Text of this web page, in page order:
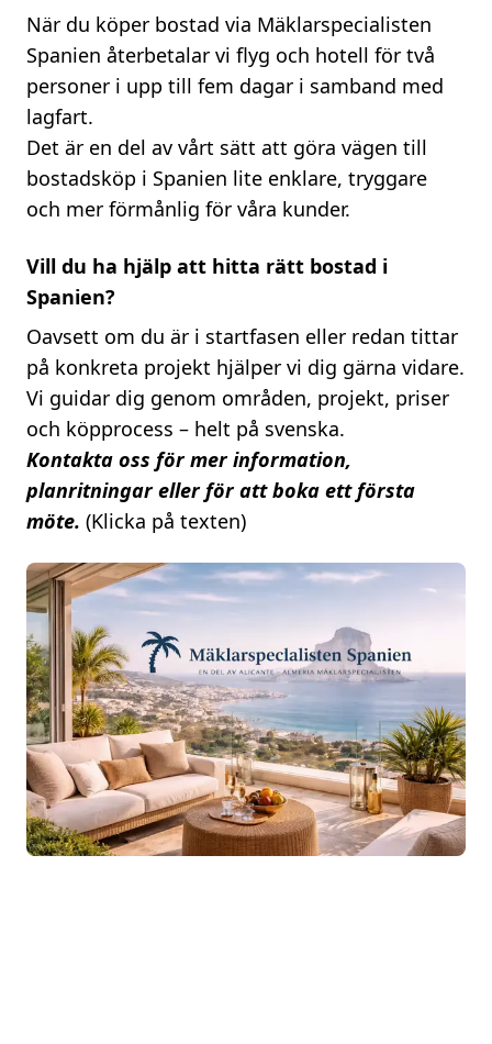
När du köper bostad via Mäklarspecialisten
Spanien återbetalar vi flyg och hotell för två
personer i upp till fem dagar i samband med
lagfart.
Det är en del av vårt sätt att göra vägen till
bostadsköp i Spanien lite enklare, tryggare
och mer förmånlig för våra kunder.
Vill du ha hjälp att hitta rätt bostad i
Spanien?
Oavsett om du är i startfasen eller redan tittar
på konkreta projekt hjälper vi dig gärna vidare.
Vi guidar dig genom områden, projekt, priser
och köpprocess – helt på svenska.
Kontakta oss för mer information,
planritningar eller för att boka ett första
möte. (Klicka på texten)